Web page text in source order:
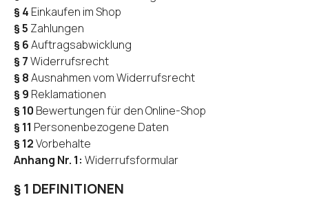
Konto erstellen
§ 4 Einkaufen im Shop
§ 5 Zahlungen
§ 6Auftragsabwicklung
§ 7Widerrufsrecht
§ 8Ausnahmen vom Widerrufsrecht
§ 9 Reklamationen
§ 10 Bewertungen für den Online-Shop
§ 11 Personenbezogene Daten
§ 12Vorbehalte
Anhang Nr. 1: Widerrufsformular
§ 1 DEFINITIONEN